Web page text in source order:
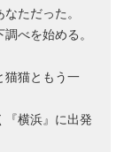
ただった。
べを始める。
猫猫ともう一
『横浜』に出発